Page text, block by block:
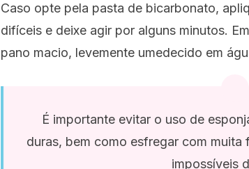
Caso opte pela pasta de bicarbonato,
difíceis e deixe agir por alguns minutos.
pano macio, levemente umedecido em
É importante evitar o uso de
duras, bem como esfregar com
impossíveis